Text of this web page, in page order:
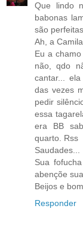
Que lindo
babonas
são
Ah, a
Eu a
não, qdo
cantar...
das vezes
pedir
essa
era BB
quarto. Rss
Saudades...
Sua
abençõe
Beijos e
Responder